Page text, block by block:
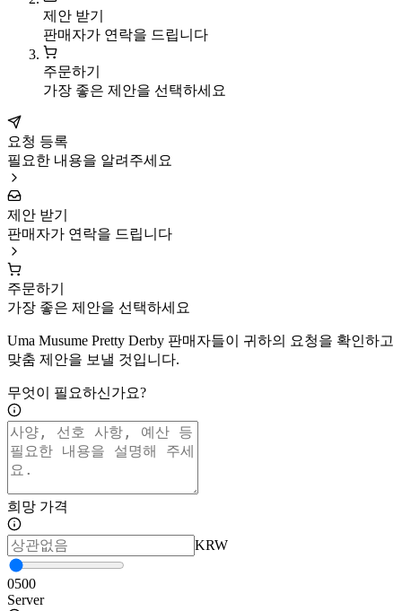
제안 받기
판매자가 연락을 드립니다
주문하기
가장 좋은 제안을 선택하세요
요청 등록
필요한 내용을 알려주세요
제안 받기
판매자가 연락을 드립니다
주문하기
가장 좋은 제안을 선택하세요
Uma Musume Pretty Derby 판매자들이 귀하의 요청을 확인하고
맞춤 제안을 보낼 것입니다.
무엇이 필요하신가요?
희망 가격
KRW
0500
Server